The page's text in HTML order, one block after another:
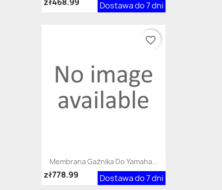
Dostawa do 7 dni
Membrana Gaźnika Do Yamaha...
Dostawa do 7 dni
zł778.99
favorite_border